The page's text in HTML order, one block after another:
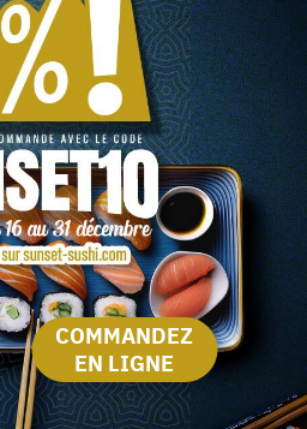
COMMANDEZ
EN LIGNE